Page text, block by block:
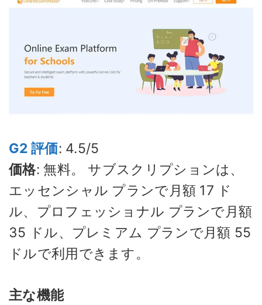
G2 評価: 4.5/5
価格: 無料。 サブスクリプションは、
エッセンシャル プランで月額 17 ド
ル、プロフェッショナル プランで月額
35 ドル、プレミアム プランで月額 55
ドルで利用できます。
主な機能